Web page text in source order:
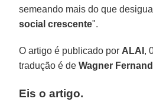
semeando mais do que
social crescente".
O artigo é publicado por ALAI ,
tradução é deWagner
Eis o artigo.